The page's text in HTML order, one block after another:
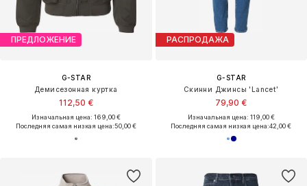
ПРЕДЛОЖЕНИЕ
G-STAR
Демисезонная куртка
112,50 €
Изначальная цена: 169,00 €
Последняя самая низкая цена:50,00 €
РАСПРОДАЖА
G-STAR
Скинни Джинсы 'Lancet'
79,90 €
Изначальная цена: 119,00 €
Последняя самая низкая цена:42,00 €